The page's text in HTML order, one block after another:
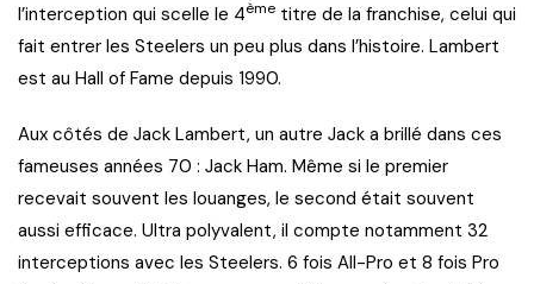
l’interception qui scelle le 4ème titre de la franchise, celui qui
fait entrer les Steelers un peu plus dans l’histoire. Lambert
est au Hall of Fame depuis 1990.
Aux côtés de Jack Lambert, un autre Jack a brillé dans ces
fameuses années 70 : Jack Ham. Même si le premier
recevait souvent les louanges, le second était souvent
aussi efficace. Ultra polyvalent, il compte notamment 32
interceptions avec les Steelers. 6 fois All-Pro et 8 fois Pro